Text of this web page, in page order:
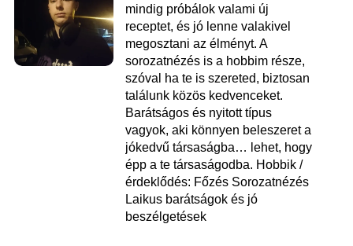
mindig próbálok valami új
receptet, és jó lenne valakivel
megosztani az élményt. A
sorozatnézés is a hobbim része,
szóval ha te is szereted, biztosan
találunk közös kedvenceket.
Barátságos és nyitott típus
vagyok, aki könnyen beleszeret a
jókedvű társaságba… lehet, hogy
épp a te társaságodba. Hobbik /
érdeklődés: Főzés Sorozatnézés
Laikus barátságok és jó
beszélgetések